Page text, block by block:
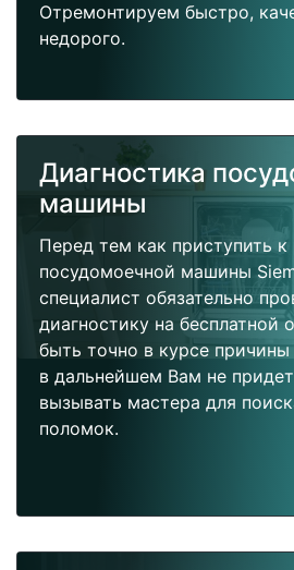
Отремонтируем быстро,
недорого.
Диагностика
машины
Перед тем как приступить к
посудомоечной машины
специалист обязательно
диагностику на бесплатной
быть точно в курсе
в дальнейшем Вам не
вызывать мастера для
поломок.